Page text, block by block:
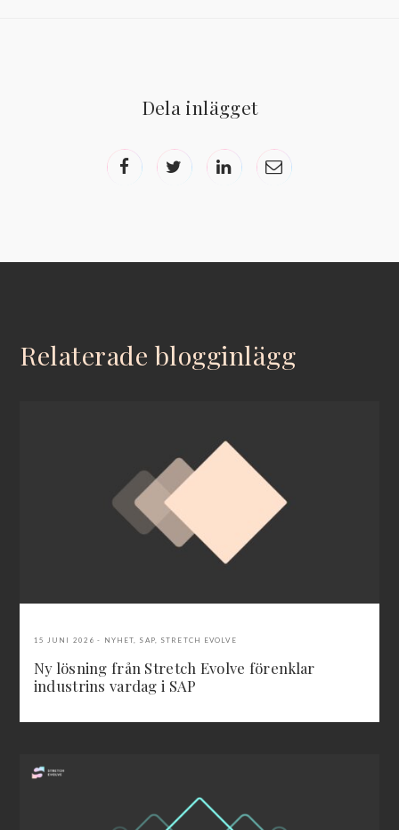
Dela inlägget
Relaterade blogginlägg
15 JUNI 2026 NYHET, SAP, STRETCH EVOLVE
Ny lösning från Stretch Evolve förenklar
industrins vardag i SAP